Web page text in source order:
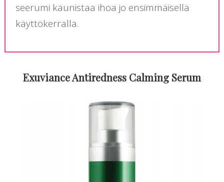
seerumi kaunistaa ihoa jo ensimmäisellä
käyttökerralla.
Exuviance Antiredness Calming Serum